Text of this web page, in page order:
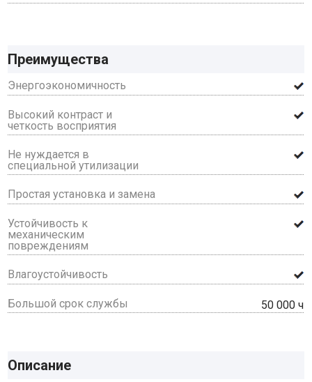
Преимущества
Энергоэкономичность
Высокий контраст и
четкость восприятия
Не нуждается в
специальной утилизации
Простая установка и замена
Устойчивость к
механическим
повреждениям
Влагоустойчивость
Большой срок службы 50 000 ч
Описание